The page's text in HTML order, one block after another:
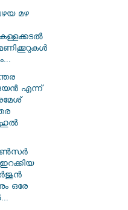
മഴ
എന്ന്
ഒരേ